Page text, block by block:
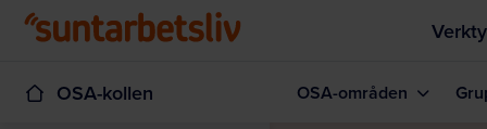
OSA-kollen OSA-områden